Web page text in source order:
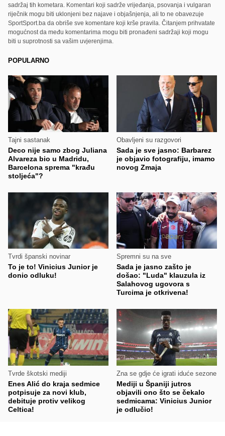
sadržaj tih kometara. Komentari koji sadrže vrijeđanja, psovanja i vulgaran
riječnik mogu biti uklonjeni bez najave i objašnjenja, ali to ne obavezuje
SportSport.ba da obriše sve komentare koji krše pravila. Čitanjem prihvatate
mogućnost da među komentarima mogu biti pronađeni sadržaji koji mogu
biti u suprotnosti sa vašim uvjerenjima.
POPULARNO
Tajni sastanak
Deco nije samo zbog Juliana
Alvareza bio u Madridu,
Barcelona sprema "krađu
stoljeća"?
Obavljeni su razgovori
Sada je sve jasno: Barbarez
je objavio fotografiju, imamo
novog Zmaja
Tvrdi španski novinar
To je to! Vinicius Junior je
donio odluku!
Spremni su na sve
Sada je jasno zašto je
došao: "Luda" klauzula iz
Salahovog ugovora s
Turcima je otkrivena!
Tvrde škotski mediji
Enes Alić do kraja sedmice
potpisuje za novi klub,
debituje protiv velikog
Celtica!
Zna se gdje će igrati iduće sezone
Mediji u Španiji jutros
objavili ono što se čekalo
sedmicama: Vinicius Junior
je odlučio!